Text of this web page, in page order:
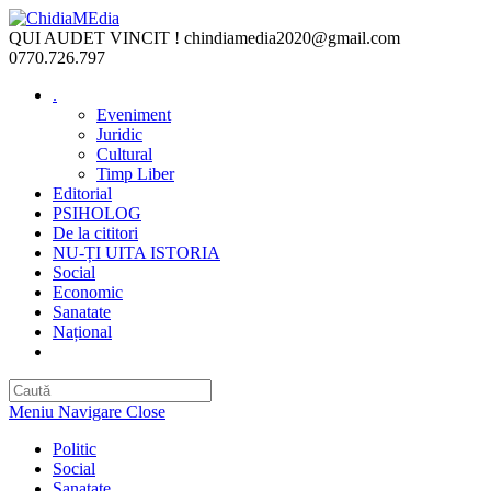
Skip
to
content
QUI AUDET VINCIT ! chindiamedia2020@gmail.com
0770.726.797
.
Eveniment
Juridic
Cultural
Timp Liber
Editorial
PSIHOLOG
De la cititori
NU-ȚI UITA ISTORIA
Social
Economic
Sanatate
Național
Meniu Navigare Close
Politic
Social